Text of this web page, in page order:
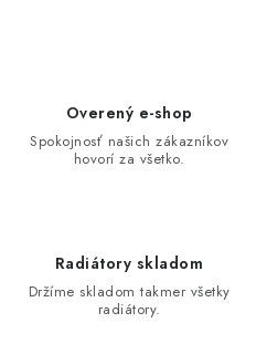
Overený e-shop
Spokojnosť našich zákazníkov
hovorí za všetko.
Radiátory skladom
Držíme skladom takmer všetky
radiátory.